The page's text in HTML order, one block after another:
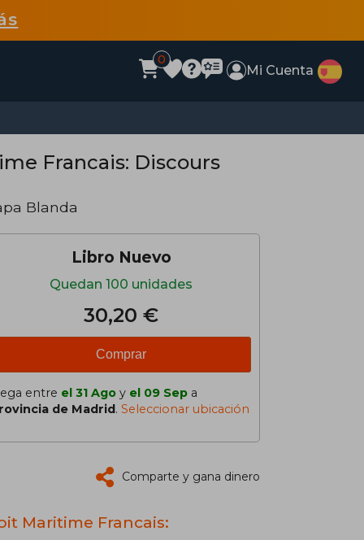
0
Mi Cuenta
Francais: Discours
Blanda
Libro Nuevo
Quedan 100 unidades
30,20 €
Comprar
entre el 31 Ago y el 09 Sep a
de Madrid. Seleccionar ubicación
Comparte y gana dinero
Maritime Francais: